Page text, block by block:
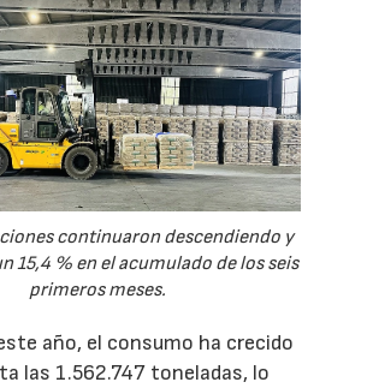
continuaron descendiendo y
15,4 % en el acumulado de los seis
primeros meses.
año, el consumo ha crecido
las 1.562.747 toneladas, lo